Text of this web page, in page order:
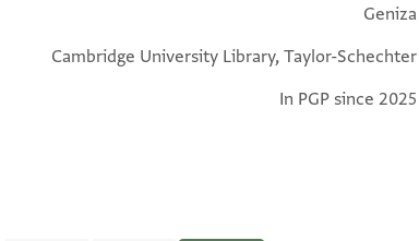
Geniza
Cambridge University Library, Taylor-Schechter
In PGP since 2025